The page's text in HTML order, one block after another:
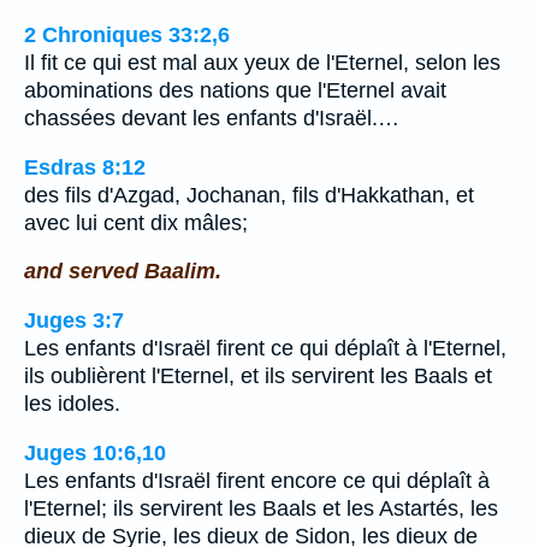
2 Chroniques 33:2,6
Il fit ce qui est mal aux yeux de l'Eternel, selon les
abominations des nations que l'Eternel avait
chassées devant les enfants d'Israël.…
Esdras 8:12
des fils d'Azgad, Jochanan, fils d'Hakkathan, et
avec lui cent dix mâles;
and served Baalim.
Juges 3:7
Les enfants d'Israël firent ce qui déplaît à l'Eternel,
ils oublièrent l'Eternel, et ils servirent les Baals et
les idoles.
Juges 10:6,10
Les enfants d'Israël firent encore ce qui déplaît à
l'Eternel; ils servirent les Baals et les Astartés, les
dieux de Syrie, les dieux de Sidon, les dieux de